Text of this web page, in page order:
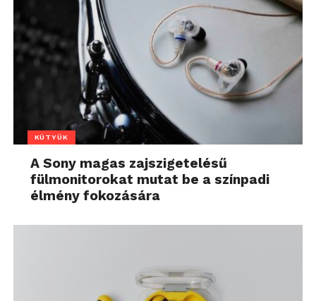
KÜTYÜK
A Sony magas zajszigetelésű
fülmonitorokat mutat be a színpadi
élmény fokozására